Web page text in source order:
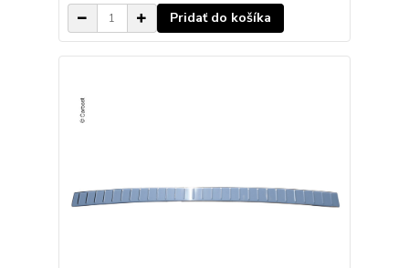
Pridať do košíka